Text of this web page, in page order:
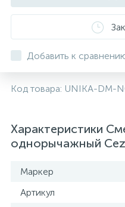
Добавить к
Код товара: UNIKA-DM-
Характеристики
однорычажный
Маркер
Артикул